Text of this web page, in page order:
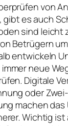
von
es auch
sind leicht
Betrügern
entwickeln
neue
Digitale
oder
machen das
Wichtig ist